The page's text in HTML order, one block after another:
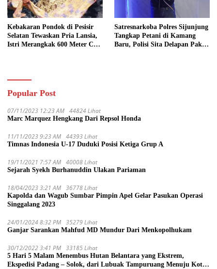
Kebakaran Pondok di Pesisir
Selatan Tewaskan Pria Lansia,
Istri Merangkak 600 Meter Cari
Satresnarkoba Polres Sijunjung
Tangkap Petani di Kamang
Baru, Polisi Sita Delapan Paket
Popular Post
07/11/2023 12:23 AM 44824 Lihat
Marc Marquez Hengkang Dari Repsol Honda
11/11/2023 9:23 AM 44393 Lihat
Timnas Indonesia U-17 Duduki Posisi Ketiga Grup A
19/11/2021 7:57 AM 40008 Lihat
Sejarah Syekh Burhanuddin Ulakan Pariaman
18/04/2023 3:21 AM 36778 Lihat
Kapolda dan Wagub Sumbar Pimpin Apel Gelar Pasukan Operasi
Singgalang 2023
24/01/2024 8:32 PM 35279 Lihat
Ganjar Sarankan Mahfud MD Mundur Dari Menkopolhukam
30/12/2022 3:41 PM 33185 Lihat
5 Hari 5 Malam Menembus Hutan Belantara yang Ekstrem,
Ekspedisi Padang – Solok, dari Lubuak Tampuruang Menuju Koto